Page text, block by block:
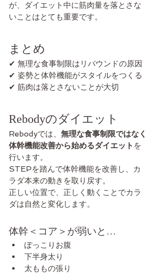
が、ダイエット中に筋肉量を落とさな
いことはとても重要です。
まとめ
✔ 無理な食事制限はリバウンドの原因
✔ 姿勢と体幹機能がスタイルをつくる
✔ 筋肉は落とさないことが大切
Rebodyのダイエット
Rebodyでは、 無理な食事制限ではなく
体幹機能改善から始めるダイエット を
行います。
STEPを踏んで体幹機能を改善し、カ
ラダ本来の動きを取り戻す。
正しい位置で、正しく動くことでカラ
ダは自然と変化します。
体幹＜コア＞が弱いと…
ぽっこりお腹
下半身太り
太ももの張り